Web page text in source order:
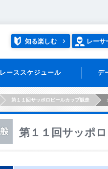
知る楽しむ レーサ
レーススケジュール デ
第１１回サッポロビールカップ競走
第１１回サッポ